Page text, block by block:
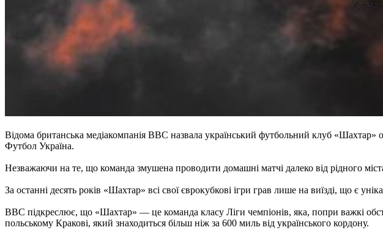
Відома британська медіакомпанія BBC назвала український футбольний клуб
Футбол Україна.
Незважаючи на те, що команда змушена проводити домашні матчі далеко від рідного
За останні десять років «Шахтар» всі свої єврокубкові ігри грав лише на виїзді, що є
BBC підкреслює, що «Шахтар» — це команда класу Ліги чемпіонів, яка, попри важкі
польському Кракові, який знаходиться більш ніж за 600 миль від українського кордону.